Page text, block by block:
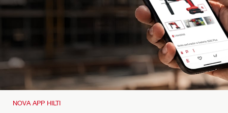
NOVA APP HILTI